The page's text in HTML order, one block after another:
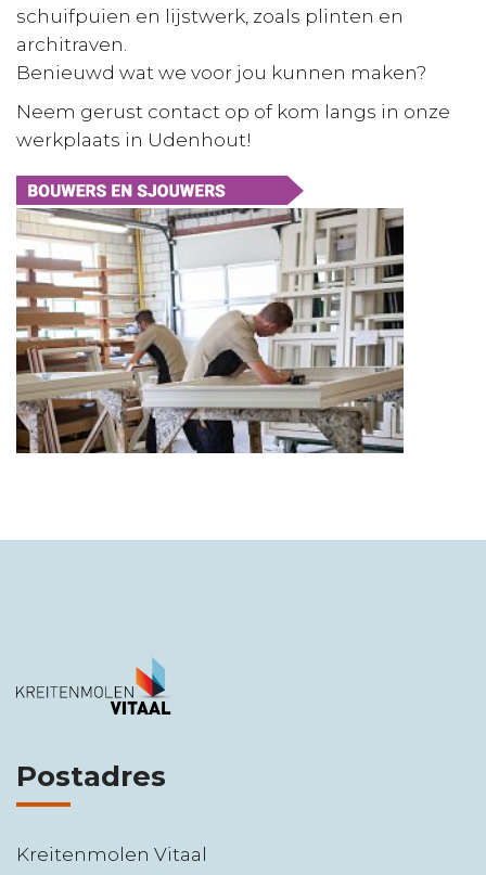
schuifpuien en lijstwerk, zoals plinten en
architraven.
Benieuwd wat we voor jou kunnen maken?
Neem gerust contact op of kom langs in onze
werkplaats in Udenhout!
Postadres
Kreitenmolen Vitaal